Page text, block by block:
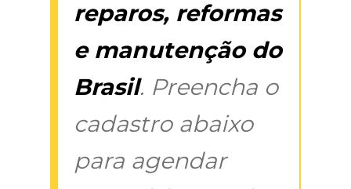
reparos, reformas
e manutenção do
Brasil. Preencha o
cadastro abaixo
para agendar